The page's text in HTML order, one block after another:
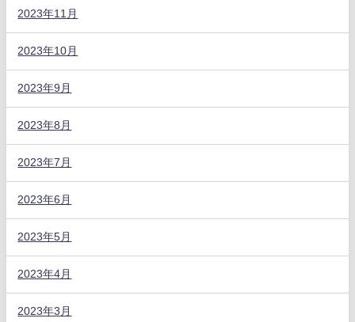
2023年11月
2023年10月
2023年9月
2023年8月
2023年7月
2023年6月
2023年5月
2023年4月
2023年3月